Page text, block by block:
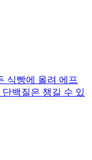
식빵에 올려 에프
백질은 챙길 수 있